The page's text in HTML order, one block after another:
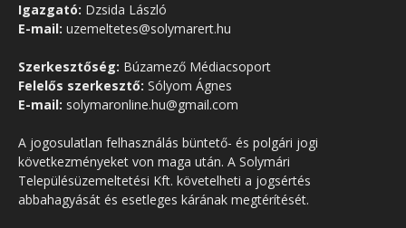
Igazgató: Dzsida László
E-mail: uzemeltetes@solymarert.hu
Szerkesztőség: Búzamező Médiacsoport
Felelős szerkesztő: Sólyom Ágnes
E-mail: solymaronline.hu@gmail.com
A jogosulatlan felhasználás büntető- és polgári jogi
következményeket von maga után. A Solymári
Településüzemeltetési Kft. követelheti a jogsértés
abbahagyását és esetleges kárának megtérítését.